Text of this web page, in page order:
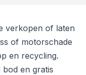
verkopen of laten
of motorschade
en recycling.
en gratis